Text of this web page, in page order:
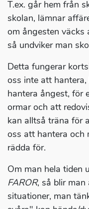
T.ex. går hem från
skolan, lämnar
om ångesten väcks
så undviker man
Detta fungerar
oss inte att
hantera ångest, för
ormar och att
kan alltså träna för
oss att hantera och
rädda för.
Om man hela tiden
FAROR, så blir
situationer, man